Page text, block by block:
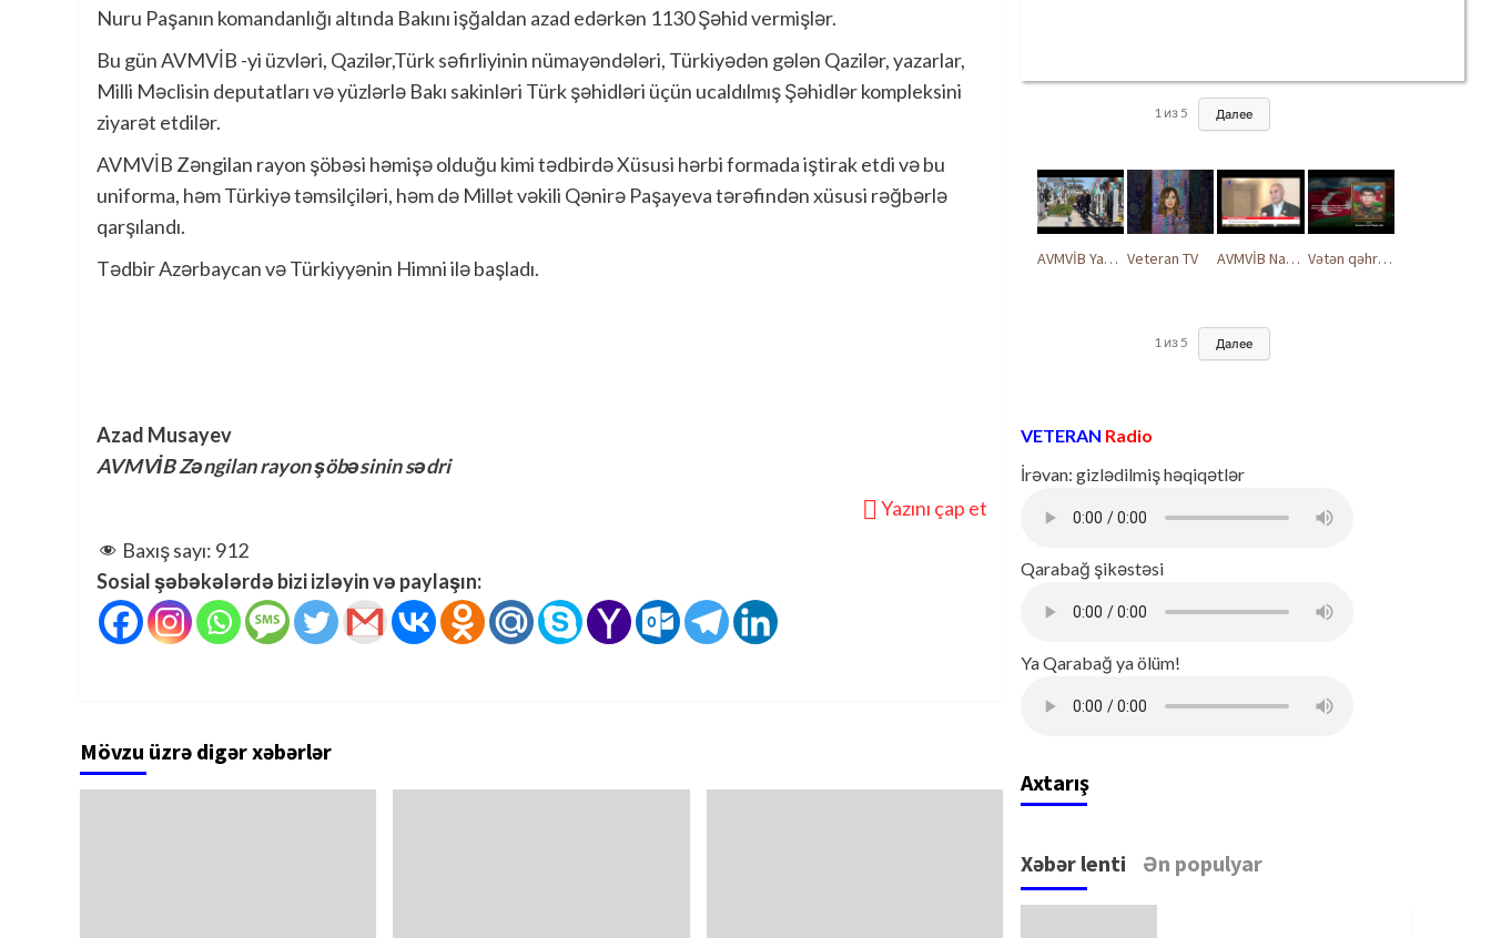
Nuru Paşanın komandanlığı altında Bakını işğaldan azad edərkən 1130 Şəhid vermişlər.
Bu gün AVMVİB -yi üzvləri, Qazilər,Türk səfirliyinin nümayəndələri, Türkiyədən gələn Qazilər, yazarlar,
Milli Məclisin deputatları və yüzlərlə Bakı sakinləri Türk şəhidləri üçün ucaldılmış Şəhidlər kompleksini
ziyarət etdilər.
AVMVİB Zəngilan rayon şöbəsi həmişə olduğu kimi tədbirdə Xüsusi hərbi formada iştirak etdi və bu
uniforma, həm Türkiyə təmsilçiləri, həm də Millət vəkili Qənirə Paşayeva tərəfindən xüsusi rəğbərlə
qarşılandı.
Tədbir Azərbaycan və Türkiyyənin Himni ilə başladı.
Azad Musayev
AVMVİB Zəngilan rayon şöbəsinin sədri
Yazını çap et
Baxış sayı: 912
Sosial şəbəkələrdə bizi izləyin və paylaşın:
Mövzu üzrə digər xəbərlər
1 из5 Далее
AVMVİB Yasamal rayon şöbəsinin kollektivi Şəhidlər Xiyabanında Veteran TV AVMVİB Naxçıvan MR təşkilatı şəhidlərimizin xatirəsinə həsr olunmuş tədbir keçirdi Vətən qəhrəmanları ilə ucalır
1 из 5 Далее
VETERAN Radio
İrəvan: gizlədilmiş həqiqətlər
Qarabağ şikəstəsi
Ya Qarabağ ya ölüm!
Axtarış
Xəbər lenti Ən populyar